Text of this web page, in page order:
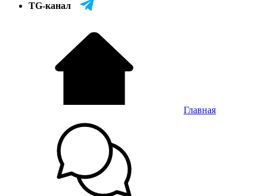
TG-канал
Главная